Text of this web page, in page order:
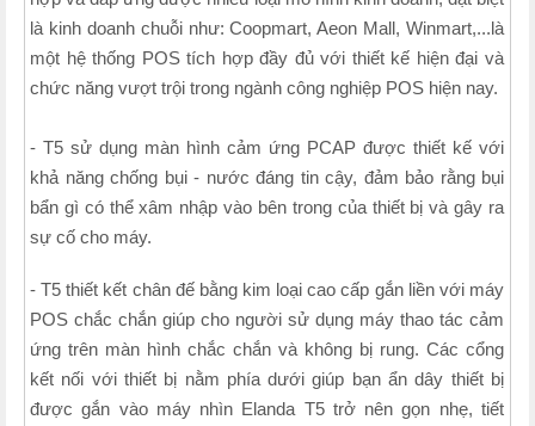
là kinh doanh chuỗi như: Coopmart, Aeon Mall, Winmart,...là
một hệ thống POS tích hợp đầy đủ với thiết kế hiện đại và
chức năng vượt trội trong ngành công nghiệp POS hiện nay.
- T5 sử dụng màn hình cảm ứng PCAP được thiết kế với
khả năng chống bụi - nước đáng tin cậy, đảm bảo rằng bụi
bẩn gì có thể xâm nhập vào bên trong của thiết bị và gây ra
sự cố cho máy.
- T5 thiết kết chân đế bằng kim loại cao cấp gắn liền với máy
POS chắc chắn giúp cho người sử dụng máy thao tác cảm
ứng trên màn hình chắc chắn và không bị rung. Các cổng
kết nối với thiết bị nằm phía dưới giúp bạn ẩn dây thiết bị
được gắn vào máy nhìn Elanda T5 trở nên gọn nhẹ, tiết